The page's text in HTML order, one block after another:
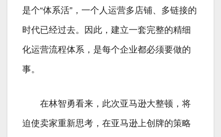
是个“体系活”，一个人运营多店铺、多链接的
时代已经过去。因此，建立一套完整的精细
化运营流程体系，是每个企业都必须要做的
事。
在林智勇看来，此次亚马逊大整顿，将
迫使卖家重新思考，在亚马逊上创牌的策略